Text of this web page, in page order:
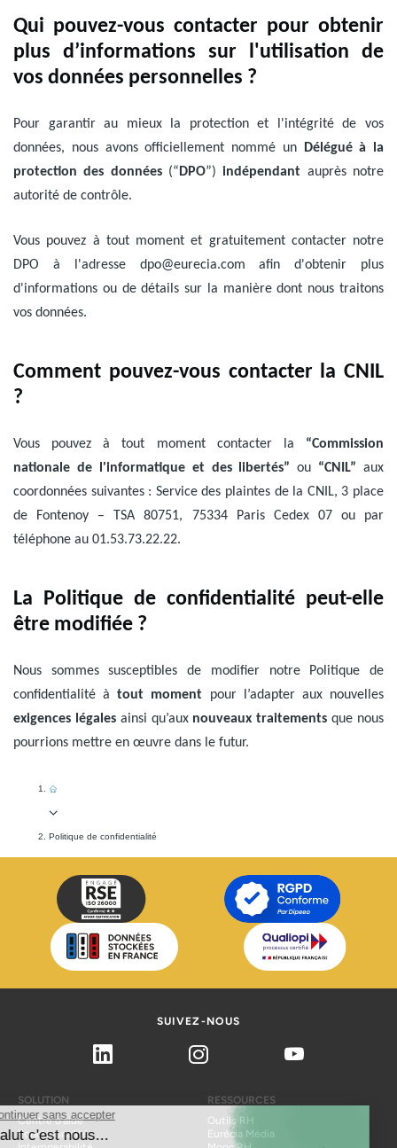
Qui pouvez-vous contacter pour obtenir
plus d’informations sur l'utilisation de
vos données personnelles ?
Pour garantir au mieux la protection et l'intégrité de vos
données, nous avons officiellement nommé un Délégué à la
protection des données(“DPO”)indépendant auprès notre
autorité de contrôle.
Vous pouvez à tout moment et gratuitement contacter notre
DPO à l'adresse dpo@eurecia.com afin d'obtenir plus
d'informations ou de détails sur la manière dont nous traitons
vos données.
Comment pouvez-vous contacter la CNIL
?
Vous pouvez à tout moment contacter la “Commission
nationale de l'informatique et des libertés” ou “CNIL” aux
coordonnées suivantes : Service des plaintes de la CNIL, 3 place
de Fontenoy – TSA 80751, 75334 Paris Cedex 07 ou par
téléphone au 01.53.73.22.22.
La Politique de confidentialité peut-elle
être modifiée ?
Nous sommes susceptibles de modifier notre Politique de
confidentialité àtout moment pour l’adapter aux nouvelles
exigences légalesainsi qu’aux nouveaux traitements que nous
pourrions mettre en œuvre dans le futur.
Politique de confidentialité
SUIVEZ-NOUS
Instagram Youtube
SOLUTION
Centre d'aide
Fonctionnalités
RESSOURCES
Outils RH
Eurécia Média